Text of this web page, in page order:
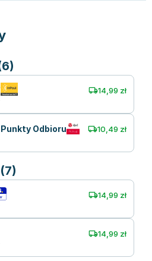
14,99 zł
Odbioru 10,49 zł
14,99 zł
14,99 zł